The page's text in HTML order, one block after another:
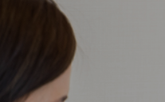
サービスサンプル4
2日前から丸印の所に痛み
があります。